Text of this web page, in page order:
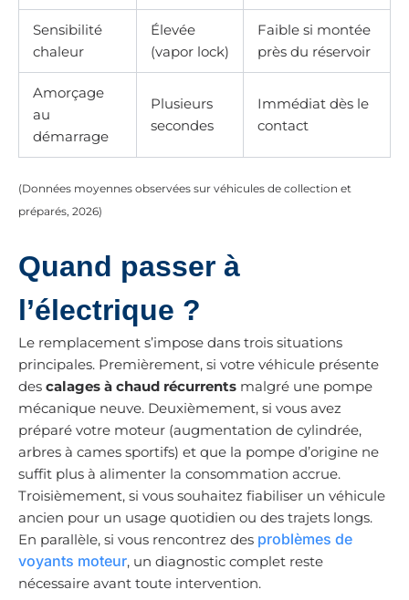
Sensibilité
chaleur
Élevée
(vapor lock)
Faible si montée
près du réservoir
Amorçage
au
démarrage
Plusieurs
secondes
Immédiat dès le
contact
(Données moyennes observées sur véhicules de collection et
préparés, 2026)
Quand passer à
l’électrique ?
Le remplacement s’impose dans trois situations
principales. Premièrement, si votre véhicule présente
des calages à chaud récurrents malgré une pompe
mécanique neuve. Deuxièmement, si vous avez
préparé votre moteur (augmentation de cylindrée,
arbres à cames sportifs) et que la pompe d’origine ne
suffit plus à alimenter la consommation accrue.
Troisièmement, si vous souhaitez fiabiliser un véhicule
ancien pour un usage quotidien ou des trajets longs.
En parallèle, si vous rencontrez des problèmes de
voyants moteur, un diagnostic complet reste
nécessaire avant toute intervention.